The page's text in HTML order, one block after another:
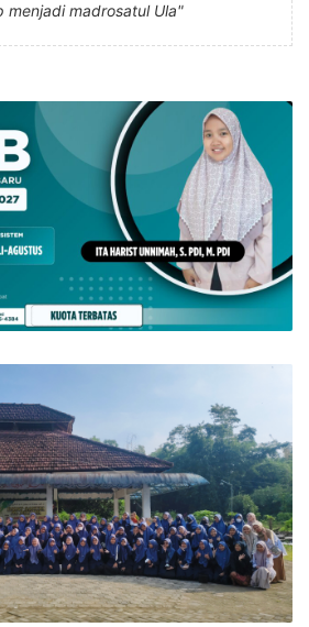
menjadi madrosatul Ula"